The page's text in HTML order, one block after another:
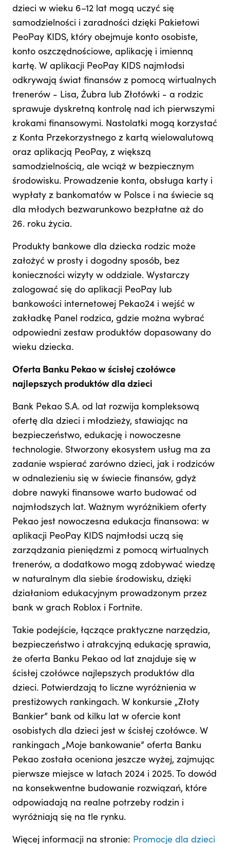
dzieci w wieku 6–12 lat mogą uczyć się
samodzielności i zaradności dzięki Pakietowi
PeoPay KIDS, który obejmuje konto osobiste,
konto oszczędnościowe, aplikację i imienną
kartę. W aplikacji PeoPay KIDS najmłodsi
odkrywają świat finansów z pomocą wirtualnych
trenerów - Lisa, Żubra lub Złotówki - a rodzic
sprawuje dyskretną kontrolę nad ich pierwszymi
krokami finansowymi. Nastolatki mogą korzystać
z Konta Przekorzystnego z kartą wielowalutową
oraz aplikacją PeoPay, z większą
samodzielnością, ale wciąż w bezpiecznym
środowisku. Prowadzenie konta, obsługa karty i
wypłaty z bankomatów w Polsce i na świecie są
dla młodych bezwarunkowo bezpłatne aż do
26. roku życia.
Produkty bankowe dla dziecka rodzic może
założyć w prosty i dogodny sposób, bez
konieczności wizyty w oddziale. Wystarczy
zalogować się do aplikacji PeoPay lub
bankowości internetowej Pekao24 i wejść w
zakładkę Panel rodzica, gdzie można wybrać
odpowiedni zestaw produktów dopasowany do
wieku dziecka.
Oferta Banku Pekao w ścisłej czołówce
najlepszych produktów dla dzieci
Bank Pekao S.A. od lat rozwija kompleksową
ofertę dla dzieci i młodzieży, stawiając na
bezpieczeństwo, edukację i nowoczesne
technologie. Stworzony ekosystem usług ma za
zadanie wspierać zarówno dzieci, jak i rodziców
w odnalezieniu się w świecie finansów, gdyż
dobre nawyki finansowe warto budować od
najmłodszych lat. Ważnym wyróżnikiem oferty
Pekao jest nowoczesna edukacja finansowa: w
aplikacji PeoPay KIDS najmłodsi uczą się
zarządzania pieniędzmi z pomocą wirtualnych
trenerów, a dodatkowo mogą zdobywać wiedzę
w naturalnym dla siebie środowisku, dzięki
działaniom edukacyjnym prowadzonym przez
bank w grach Roblox i Fortnite.
Takie podejście, łączące praktyczne narzędzia,
bezpieczeństwo i atrakcyjną edukację sprawia,
że oferta Banku Pekao od lat znajduje się w
ścisłej czołówce najlepszych produktów dla
dzieci. Potwierdzają to liczne wyróżnienia w
prestiżowych rankingach. W konkursie „Złoty
Bankier” bank od kilku lat w ofercie kont
osobistych dla dzieci jest w ścisłej czołówce. W
rankingach „Moje bankowanie” oferta Banku
Pekao została oceniona jeszcze wyżej, zajmując
pierwsze miejsce w latach 2024 i 2025. To dowód
na konsekwentne budowanie rozwiązań, które
odpowiadają na realne potrzeby rodzin i
wyróżniają się na tle rynku.
Więcej informacji na stronie: Promocje dla dzieci